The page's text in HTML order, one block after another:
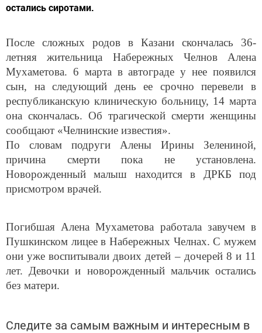
остались сиротами.
После сложных родов в Казани скончалась 36-
летняя жительница Набережных Челнов Алена
Мухаметова. 6 марта в автограде у нее появился
сын, на следующий день ее срочно перевели в
республиканскую клиническую больницу, 14 марта
она скончалась. Об трагической смерти женщины
сообщают «Челнинские известия».
По словам подруги Алены Ирины Зелениной,
причина смерти пока не установлена.
Новорожденный малыш находится в ДРКБ под
присмотром врачей.
Погибшая Алена Мухаметова работала завучем в
Пушкинском лицее в Набережных Челнах. С мужем
они уже воспитывали двоих детей – дочерей 8 и 11
лет. Девочки и новорожденный мальчик остались
без матери.
Следите за самым важным и интересным в